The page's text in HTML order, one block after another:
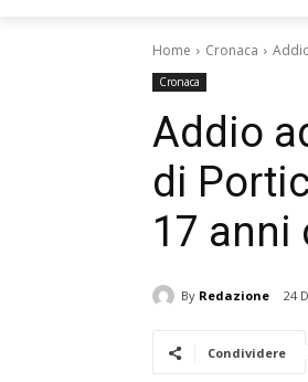
Home Cronaca
Cronaca
Addio
di
17 anni
By Redazione 24
Condividere